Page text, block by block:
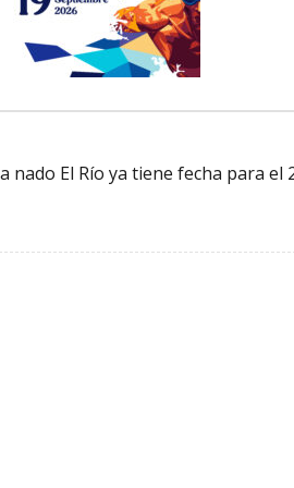
nado El Río ya tiene fecha para el